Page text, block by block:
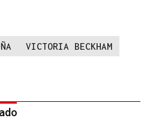
VICTORIA BECKHAM